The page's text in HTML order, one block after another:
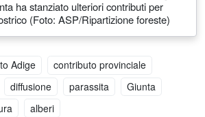
ha stanziato ulteriori contributi per
(Foto: ASP/Ripartizione foreste)
Adige
contributo provinciale
diffusione parassita
Giunta
alberi